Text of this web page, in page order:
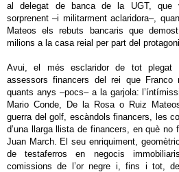
al delegat de banca de la UGT, que
sorprenent –i militarment aclaridora–,
Mateos els rebuts bancaris que
milions a la casa reial per part del
Avui, el més esclaridor de tot plegat
assessors financers del rei que Franco
quants anys –pocs– a la garjola:
Mario Conde, De la Rosa o Ruiz
guerra del golf, escàndols financers, les
d’una llarga llista de financers, en què no
Juan March. El seu enriquiment,
de testaferros en negocis
comissions de l’or negre i, fins i tot,